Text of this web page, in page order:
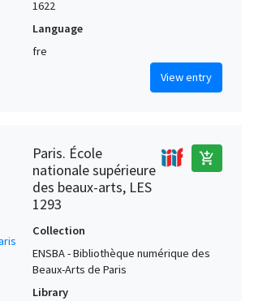
1622
Language
fre
View entry
Paris. École
nationale supérieure
des beaux-arts, LES
1293
add_shopping_cart
Collection
ENSBA - Bibliothèque numérique des
Beaux-Arts de Paris
Library